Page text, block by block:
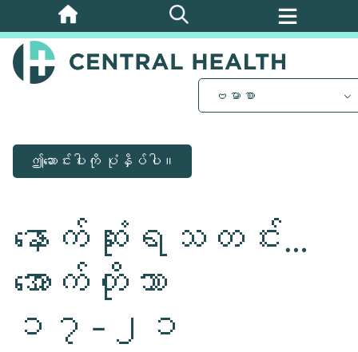
အဓိက
အကြောင်းအရာ
သို့
ဗမာစာ
ဤဆောင်းပါးကို ပုံနှိပ်ပါ။
နောက်ဆုံးရသတင်း…
အောက်တိုဘာ
၁၇-၂၁